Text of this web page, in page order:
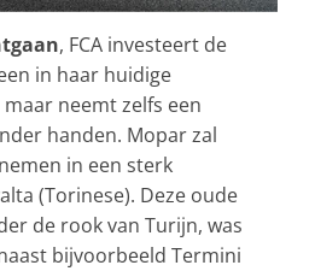
, FCA investeert de
in haar huidige
neemt zelfs een
handen. Mopar zal
in een sterk
(Torinese). Deze oude
de rook van Turijn, was
bijvoorbeeld Termini